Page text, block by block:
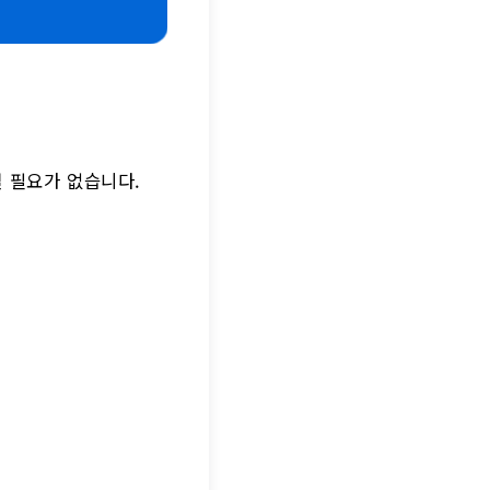
요가 없습니다.